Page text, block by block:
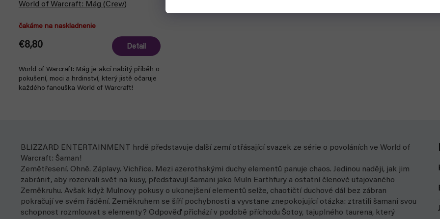
World of Warcraft: Mág (Crew)
čakáme na naskladnenie
€8,80 Detail
World of Warcraft: Mág je akcí nabitý příběh o
pokušení, moci a hrdinství, který jistě očaruje
každého fanouška World of Warcraft!
BLIZZARD ENTERTAINMENT hrdě představuje další zemí otřásající svazek ze série o povoláních ve World of
Warcraft: Šaman!
Zemětřesení. Ohně. Záplavy. Vichřice. Mezi azerothskými duchy elementů panuje chaos. Jedinou naději, jak jim
zabránit, aby rozervali svět na kusy, představují šamani jako Muln Earthfury a ostatní členové utajovaného
Zeměkruhu. Avšak když Mulnovy pokusy o ukonejšení elementů selže, chaotičtí duchové dál bez zábran
pokračují ve svém řádění. Zeměkruhem se šíří pochybnosti a vyvstane znepokojující otázka: ztratili šamani svou
schopnost rozmlouvat s elementy? Odpověď přichází v podobě příchodu Šotoy, tajuplného taurena, který